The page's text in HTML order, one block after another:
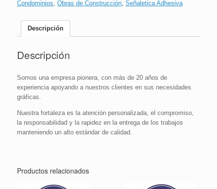
Condominios Obras de Construcción Señaletica Adhesiva
Descripción
Descripción
Somos una empresa pionera, con más de 20 años de
experiencia apoyando a nuestros clientes en sus necesidades
gráficas.
Nuestra fortaleza es la atención personalizada, el compromiso,
la responsabilidad y la rapidez en la entrega de los trabajos
manteniendo un alto estándar de calidad.
Productos relacionados